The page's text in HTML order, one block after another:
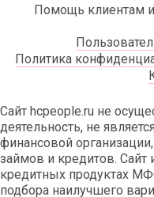
Помощь клиентам
Политика
Сайт hcpeople.ru не
деятельность, не
финансовой
займов и кредитов.
кредитных продуктах
подбора наилучшего